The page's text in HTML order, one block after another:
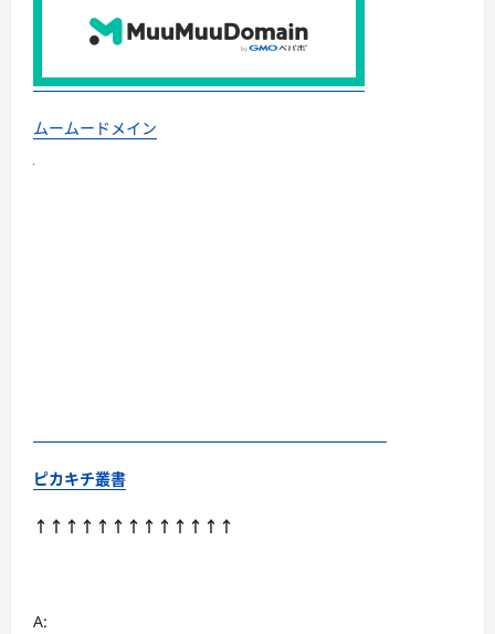
ムームードメイン
ピカキチ叢書
↑↑↑↑↑↑↑↑↑↑↑↑↑
A: